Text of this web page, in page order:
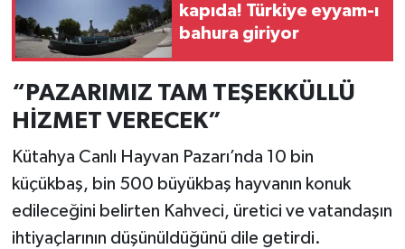
kapıda! Türkiye eyyam-ı
bahura giriyor
“PAZARIMIZ TAM TEŞEKKÜLLÜ
HİZMET VERECEK”
Kütahya Canlı Hayvan Pazarı’nda 10 bin
küçükbaş, bin 500 büyükbaş hayvanın konuk
edileceğini belirten Kahveci, üretici ve vatandaşın
ihtiyaçlarının düşünüldüğünü dile getirdi.